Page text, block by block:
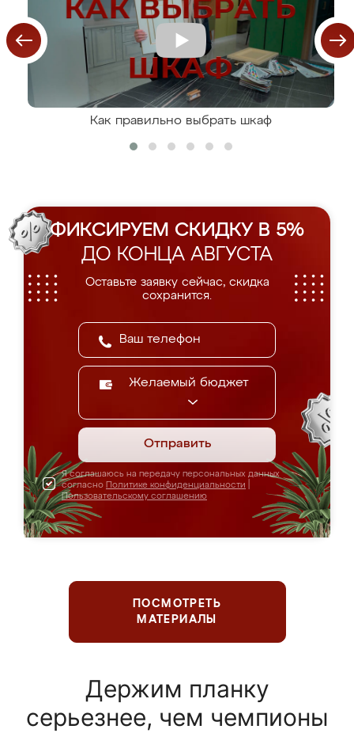
Как правильно выбрать шкаф
ФИКСИРУЕМ СКИДКУ В 5%
ДО КОНЦА АВГУСТА
Оставьте заявку сейчас, скидка
сохранится.
Желаемый бюджет
Отправить
Я соглашаюсь на передачу персональных данных
согласно Политике конфиденциальности
Пользовательскому соглашению
ПОСМОТРЕТЬ
МАТЕРИАЛЫ
Держим планку
серьезнее, чем чемпионы